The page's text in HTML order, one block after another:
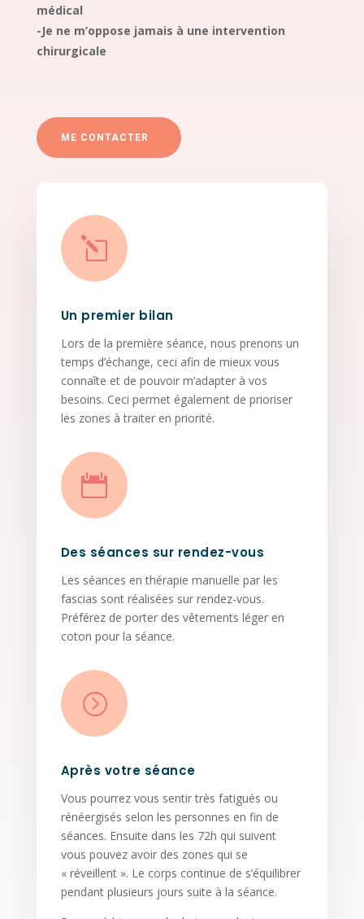
médical
-Je ne m’oppose jamais à une intervention
chirurgicale
ME CONTACTER
l
Un premier bilan
Lors de la première séance, nous prenons un
temps d’échange, ceci afin de mieux vous
connaîte et de pouvoir m’adapter à vos
besoins. Ceci permet également de prioriser
les zones à traiter en priorité.

Des séances sur rendez-vous
Les séances en thérapie manuelle par les
fascias sont réalisées sur rendez-vous.
Préférez de porter des vêtements léger en
coton pour la séance.
=
Après votre séance
Vous pourrez vous sentir très fatigués ou
rénéergisés selon les personnes en fin de
séances. Ensuite dans les 72h qui suivent
vous pouvez avoir des zones qui se
« réveillent ». Le corps continue de s’équilibrer
pendant plusieurs jours suite à la séance.